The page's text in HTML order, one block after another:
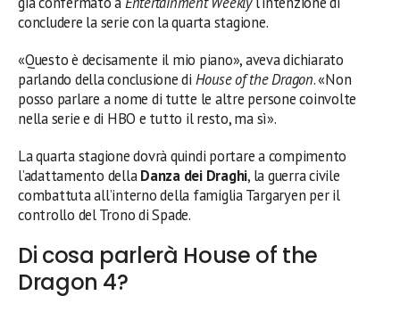
concludere la serie con la quarta stagione.
«Questo è decisamente il mio piano», aveva dichiarato
parlando della conclusione di House of the Dragon. «Non
posso parlare a nome di tutte le altre persone coinvolte
nella serie e di HBO e tutto il resto, ma sì».
La quarta stagione dovrà quindi portare a compimento
l’adattamento dellaDanza dei Draghi, la guerra civile
combattuta all’interno della famiglia Targaryen per il
controllo del Trono di Spade.
Di cosa parlerà House of the
Dragon 4?